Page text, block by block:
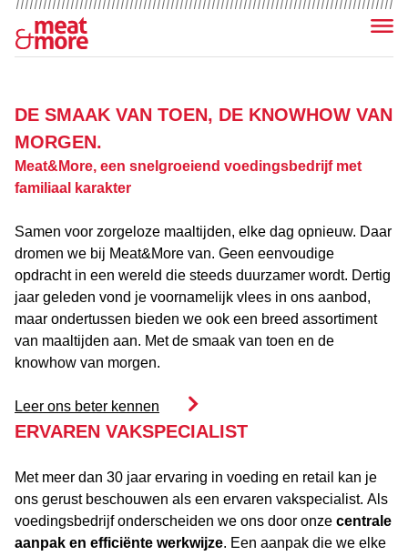
Menu
DE SMAAK VAN TOEN, DE KNOWHOW VAN
MORGEN.
Meat&More, een snelgroeiend voedingsbedrijf met
familiaal karakter
Samen voor zorgeloze maaltijden, elke dag opnieuw. Daar
dromen we bij Meat&More van. Geen eenvoudige
opdracht in een wereld die steeds duurzamer wordt. Dertig
jaar geleden vond je voornamelijk vlees in ons aanbod,
maar ondertussen bieden we ook een breed assortiment
van maaltijden aan. Met de smaak van toen en de
knowhow van morgen.
Leer ons beter kennen
ERVAREN VAKSPECIALIST
Met meer dan 30 jaar ervaring in voeding en retail kan je
ons gerust beschouwen als een ervaren vakspecialist. Als
voedingsbedrijf onderscheiden we ons door onze centrale
aanpak en efficiënte werkwijze. Een aanpak die we elke